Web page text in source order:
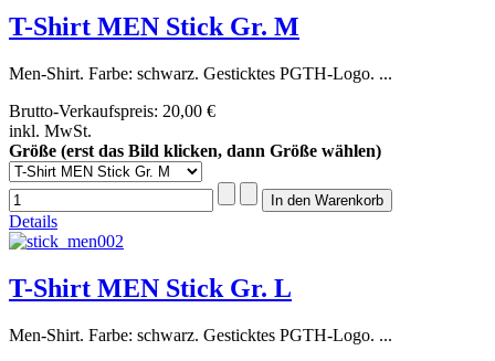
T-Shirt MEN Stick Gr. M
Men-Shirt. Farbe: schwarz. Gesticktes PGTH-Logo. ...
Brutto-Verkaufspreis: 20,00 €
inkl. MwSt.
Größe (erst das Bild klicken, dann Größe wählen)
Details
T-Shirt MEN Stick Gr. L
Men-Shirt. Farbe: schwarz. Gesticktes PGTH-Logo. ...